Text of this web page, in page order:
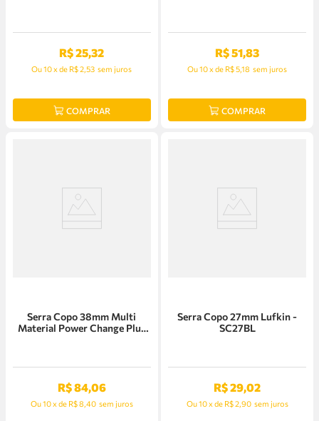
R$25,32
Ou10xde R$ 2,53 sem juros
COMPRAR
R$51,83
Ou10xde R$ 5,18 sem juros
COMPRAR
Serra Copo 38mm Multi
Material Power Change Plus
R$84,06
Ou10xde R$ 8,40 sem juros
Serra Copo 27mm Lufkin -
SC27BL
R$29,02
Ou10xde R$ 2,90 sem juros